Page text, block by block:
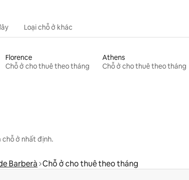
Loại chỗ ở khác
Florence
Chỗ ở cho thuê theo tháng
Athens
Chỗ ở cho thuê theo tháng
ở nhất định.
Barberà Chỗ ở cho thuê theo tháng